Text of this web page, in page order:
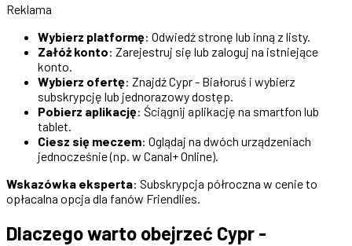
Reklama
Wybierz platformę: Odwiedź stronę lub inną z listy.
Załóż konto: Zarejestruj się lub zaloguj na istniejące
konto.
Wybierz ofertę: Znajdź Cypr - Białoruś i wybierz
subskrypcję lub jednorazowy dostęp.
Pobierz aplikację: Ściągnij aplikację na smartfon lub
tablet.
Ciesz się meczem: Oglądaj na dwóch urządzeniach
jednocześnie (np. w Canal+ Online).
Wskazówka eksperta: Subskrypcja półroczna w cenie to
opłacalna opcja dla fanów Friendlies.
Dlaczego warto obejrzeć Cypr -